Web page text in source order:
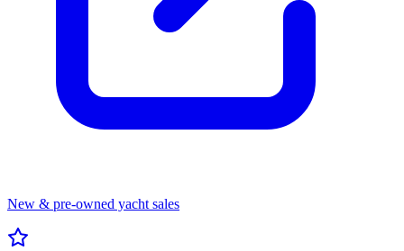
New & pre-owned yacht sales